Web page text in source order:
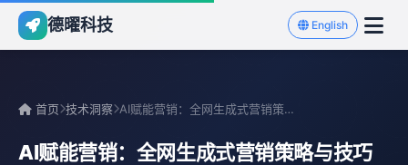
德曜科技 English
首页 技术洞察 AI赋能营销：全网生成式营销策略与技巧解析
AI赋能营销：全网生成式营销策略与技巧